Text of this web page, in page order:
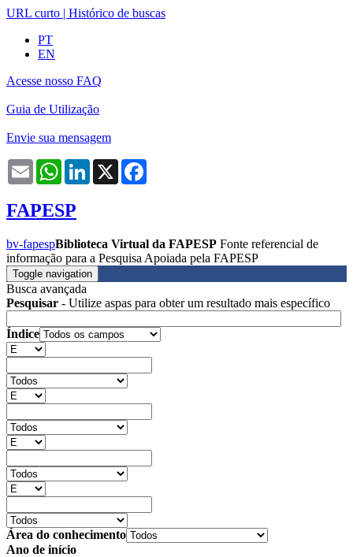
URL curto | Histórico de buscas
PT
EN
Acesse nosso FAQ
Guia de Utilização
Envie sua mensagem
Email WhatsAppLinkedIn
X
FAPESP
bv-fapespBiblioteca Virtual da FAPESP Fonte referencial de
informação para a Pesquisa Apoiada pela FAPESP
Toggle navigation
Busca avançada
Pesquisar - Utilize aspas para obter um resultado mais específico
Índice
Área do conhecimento
Ano de início